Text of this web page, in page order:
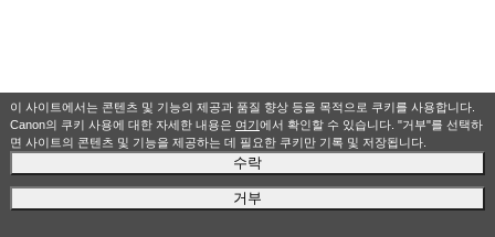
이 사이트에서는 콘텐츠 및 기능의 제공과 품질 향상 등을 목적으로 쿠키를 사용합니다.
Canon의 쿠키 사용에 대한 자세한 내용은 여기에서 확인할 수 있습니다. "거부"를 선택하
면 사이트의 콘텐츠 및 기능을 제공하는 데 필요한 쿠키만 기록 및 저장됩니다.
수락
거부